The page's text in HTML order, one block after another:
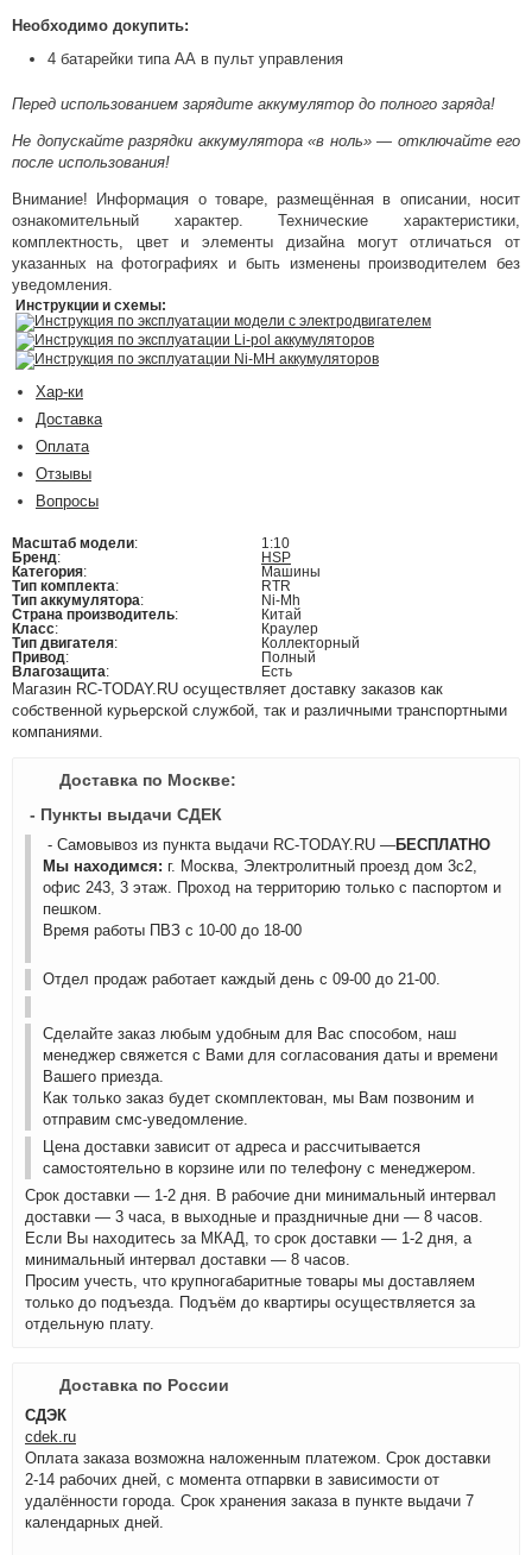
Необходимо докупить:
4 батарейки типа АА в пульт управления
Перед использованием зарядите аккумулятор до полного заряда!
Не допускайте разрядки аккумулятора «в ноль» — отключайте его
после использования!
Внимание! Информация о товаре, размещённая в описании, носит
ознакомительный характер. Технические характеристики,
комплектность, цвет и элементы дизайна могут отличаться от
указанных на фотографиях и быть изменены производителем без
уведомления.
Инструкции и схемы:
Инструкция по эксплуатации модели с электродвигателем
Инструкция по эксплуатации Li-pol аккумуляторов
Инструкция по эксплуатации Ni-MH аккумуляторов
Хар-ки
Доставка
Оплата
Отзывы
Вопросы
Масштаб модели:
1:10
Бренд:
HSP
Категория:
Машины
Тип комплекта:
RTR
Тип аккумулятора:
Ni-Mh
Страна производитель:
Китай
Класс:
Краулер
Тип двигателя:
Коллекторный
Привод:
Полный
Влагозащита: Есть
Магазин RC-TODAY.RU осуществляет доставку заказов как
собственной курьерской службой, так и различными транспортными
компаниями.
Доставка по Москве:
- Пункты выдачи СДЕК
- Самовывоз из пункта выдачи RC-TODAY.RU —БЕСПЛАТНО
Мы находимся: г. Москва, Электролитный проезд дом 3с2,
офис 243, 3 этаж. Проход на территорию только с паспортом и
пешком.
Время работы ПВЗ с 10-00 до 18-00
Отдел продаж работает каждый день с 09-00 до 21-00.
Сделайте заказ любым удобным для Вас способом, наш
менеджер свяжется с Вами для согласования даты и времени
Вашего приезда.
Как только заказ будет скомплектован, мы Вам позвоним и
отправим смс-уведомление.
Цена доставки зависит от адреса и рассчитывается
самостоятельно в корзине или по телефону с менеджером.
Срок доставки — 1-2 дня. В рабочие дни минимальный интервал
доставки — 3 часа, в выходные и праздничные дни — 8 часов.
Если Вы находитесь за МКАД, то срок доставки — 1-2 дня, а
минимальный интервал доставки — 8 часов.
Просим учесть, что крупногабаритные товары мы доставляем
только до подъезда. Подъём до квартиры осуществляется за
отдельную плату.
Доставка по России
СДЭК
cdek.ru
Оплата заказа возможна наложенным платежом. Срок доставки
2-14 рабочих дней, с момента отпарвки в зависимости от
удалённости города. Срок хранения заказа в пункте выдачи 7
календарных дней.